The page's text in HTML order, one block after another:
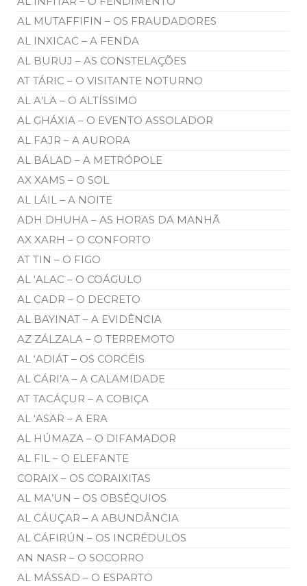
AL MUTAFFIFIN – OS FRAUDADORES
AL INXICAC – A FENDA
AL BURUJ – AS CONSTELAÇÕES
AT TÁRIC – O VISITANTE NOTURNO
AL A’LA – O ALTÍSSIMO
AL GHÁXIA – O EVENTO ASSOLADOR
AL FAJR – A AURORA
AL BÁLAD – A METRÓPOLE
AX XAMS – O SOL
AL LÁIL – A NOITE
ADH DHUHA – AS HORAS DA MANHÃ
AX XARH – O CONFORTO
AT TIN – O FIGO
AL ‘ALAC – O COÁGULO
AL CADR – O DECRETO
AL BAYINAT – A EVIDÊNCIA
AZ ZÁLZALA – O TERREMOTO
AL ‘ADIÁT – OS CORCÉIS
AL CÁRI’A – A CALAMIDADE
AT TACÁÇUR – A COBIÇA
AL ‘ASAR – A ERA
AL HÚMAZA – O DIFAMADOR
AL FIL – O ELEFANTE
CORAIX – OS CORAIXITAS
AL MA’UN – OS OBSÉQUIOS
AL CÁUÇAR – A ABUNDÂNCIA
AL CÁFIRÚN – OS INCRÉDULOS
AN NASR – O SOCORRO
AL MÁSSAD – O ESPARTO